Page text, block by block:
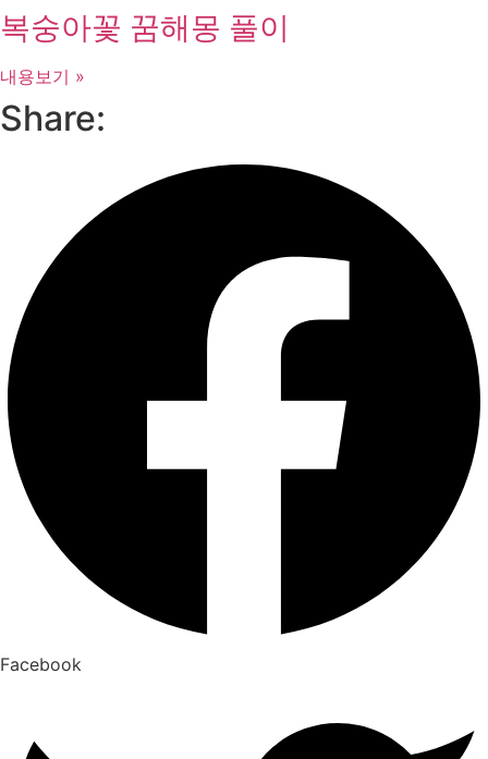
복숭아꽃 꿈해몽 풀이
내용보기 »
Share:
Facebook